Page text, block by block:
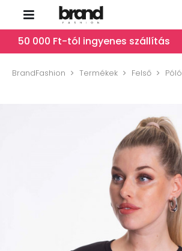
50 000 Ft-tól ingyenes szállítás
BrandFashion Termékek Felső Póló